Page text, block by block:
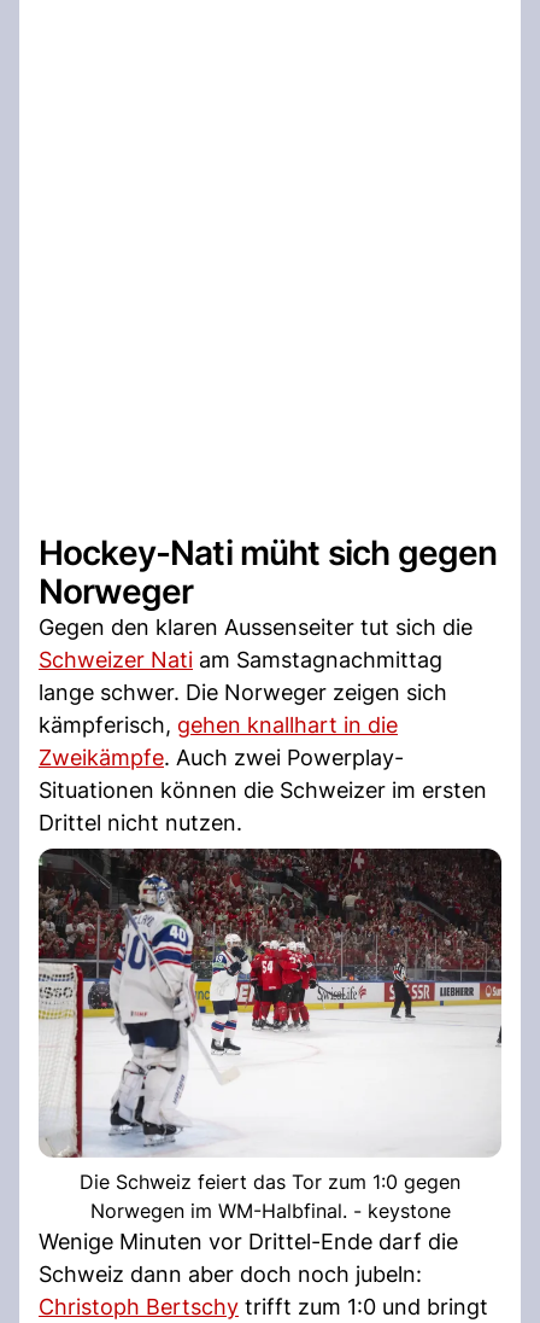
Hockey-Nati müht sich gegen
Norweger
Gegen den klaren Aussenseiter tut sich die
Schweizer Nati am Samstagnachmittag
lange schwer. Die Norweger zeigen sich
kämpferisch, gehen knallhart in die
Zweikämpfe. Auch zwei Powerplay-
Situationen können die Schweizer im ersten
Drittel nicht nutzen.
Die Schweiz feiert das Tor zum 1:0 gegen
Norwegen im WM-Halbfinal. - keystone
Wenige Minuten vor Drittel-Ende darf die
Schweiz dann aber doch noch jubeln:
Christoph Bertschy trifft zum 1:0 und bringt